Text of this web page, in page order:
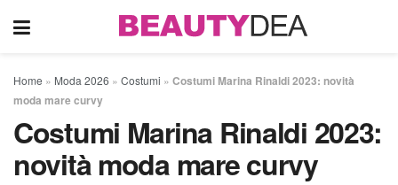
Home » Moda 2026 » Costumi » Costumi Marina Rinaldi 2023: novità
moda mare curvy
Costumi Marina Rinaldi 2023:
novità moda mare curvy